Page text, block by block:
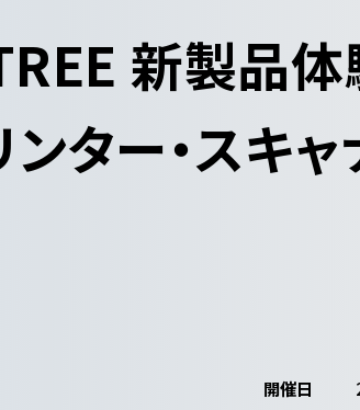
新製品体
ター・スキ
開催日